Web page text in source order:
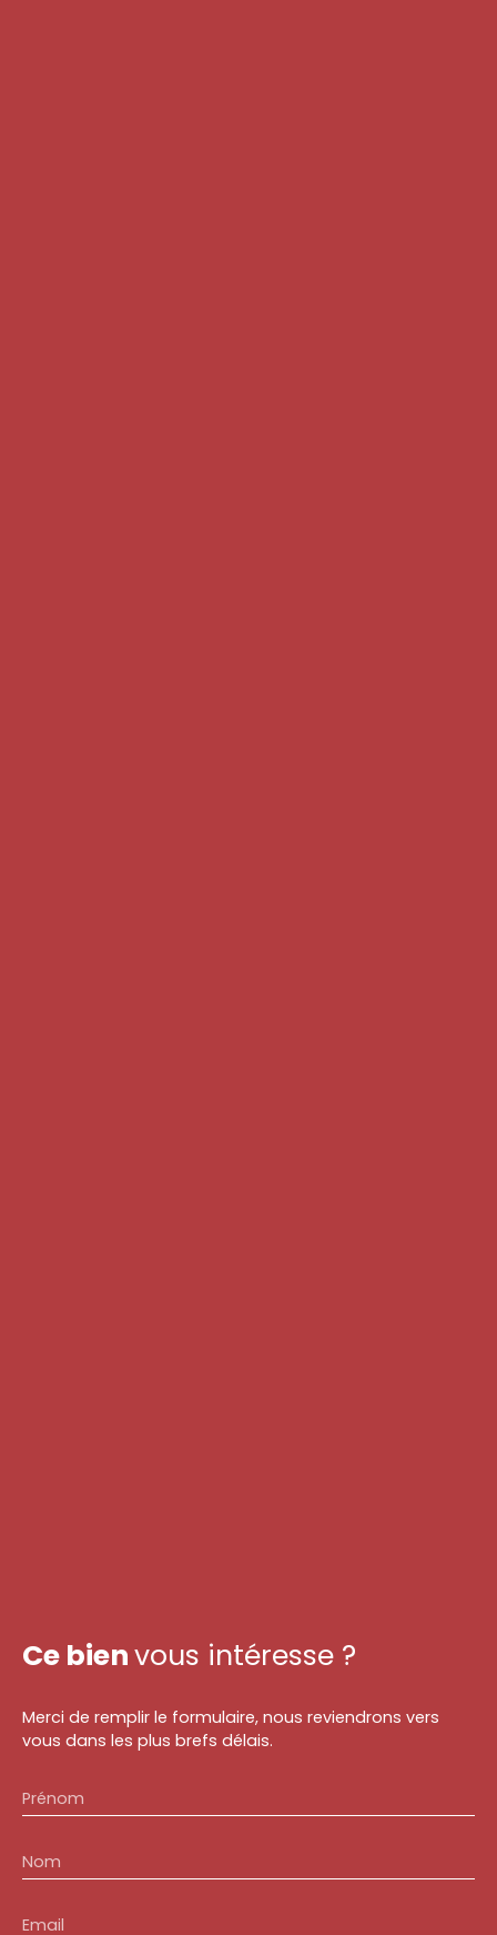
Ce bienvous intéresse ?
Merci de remplir le formulaire, nous reviendrons vers
vous dans les plus brefs délais.
Prénom
Nom
Email